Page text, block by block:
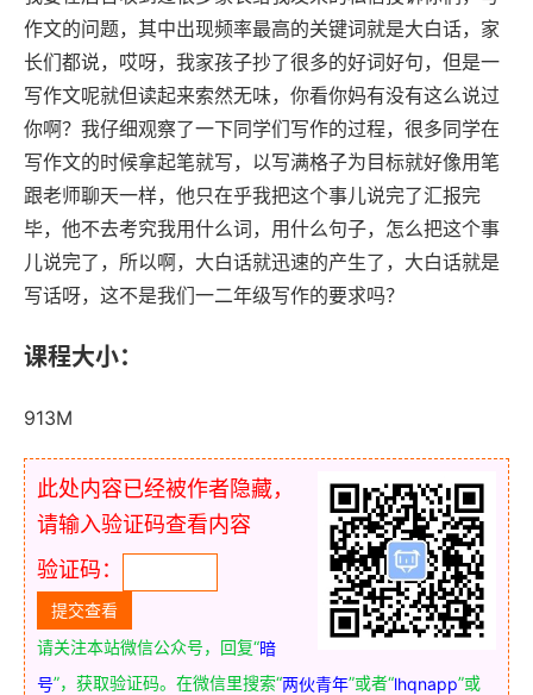
作文的问题，其中出现频率最高的关键词就是大白话，家
长们都说，哎呀，我家孩子抄了很多的好词好句，但是一
写作文呢就但读起来索然无味，你看你妈有没有这么说过
你啊？我仔细观察了一下同学们写作的过程，很多同学在
写作文的时候拿起笔就写，以写满格子为目标就好像用笔
跟老师聊天一样，他只在乎我把这个事儿说完了汇报完
毕，他不去考究我用什么词，用什么句子，怎么把这个事
儿说完了，所以啊，大白话就迅速的产生了，大白话就是
写话呀，这不是我们一二年级写作的要求吗？
课程大小：
913M
此处内容已经被作者隐藏，
请输入验证码查看内容
验证码：
请关注本站微信公众号，回复“暗
号”，获取验证码。在微信里搜索“两伙青年”或者“lhqnapp”或